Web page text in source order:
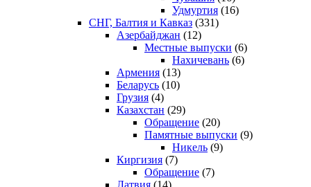
Удмуртия (16)
СНГ, Балтия и Кавказ (331)
Азербайджан (12)
Местные выпуски (6)
Нахичевань (6)
Армения (13)
Беларусь (10)
Грузия (4)
Казахстан (29)
Обращение (20)
Памятные выпуски (9)
Никель (9)
Киргизия (7)
Обращение (7)
Латвия (14)